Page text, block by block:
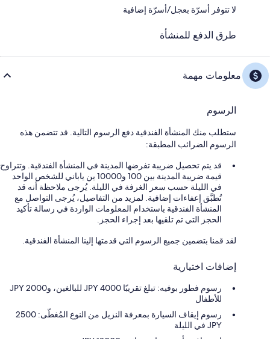
لا تتوفر أسرّة بعجل/أسرّة إضافية
طرق الدفع للمنشأة
معلومات مهمة
الرسوم
ستطلب منك المنشأة الفندقية دفع الرسوم التالية. قد تتضمن هذه
الرسوم الضرائب المطبقة:
قد يتم تحصيل ضريبة تفرضها المدينة في المنشأة الفندقية. وتتراوح
قيمة ضريبة المدينة بين 100 و10000 ين ياباني للشخص الواحد
في الليلة حسب سعر الغرفة في الليلة. يُرجى ملاحظة أنه قد
تُطبَّق إعفاءات إضافية. لمزيد من التفاصيل، يُرجى التواصل مع
المنشأة الفندقية باستخدام المعلومات الواردة في رسالة تأكيد
الحجز التي تم تلقيها بعد إجراء الحجز.
لقد قمنا بتضمين جميع الرسوم التي قدمتها إلينا المنشأة الفندقية.
إضافات اختيارية
رسوم فطور بوفيه: تبلغ تقريبًا JPY 4000 للبالغين، وJPY 2000
للأطفال
رسوم إيقاف السيارة بمعرفة النزيل من النوع المُغطّى: 2500
JPY في الليلة